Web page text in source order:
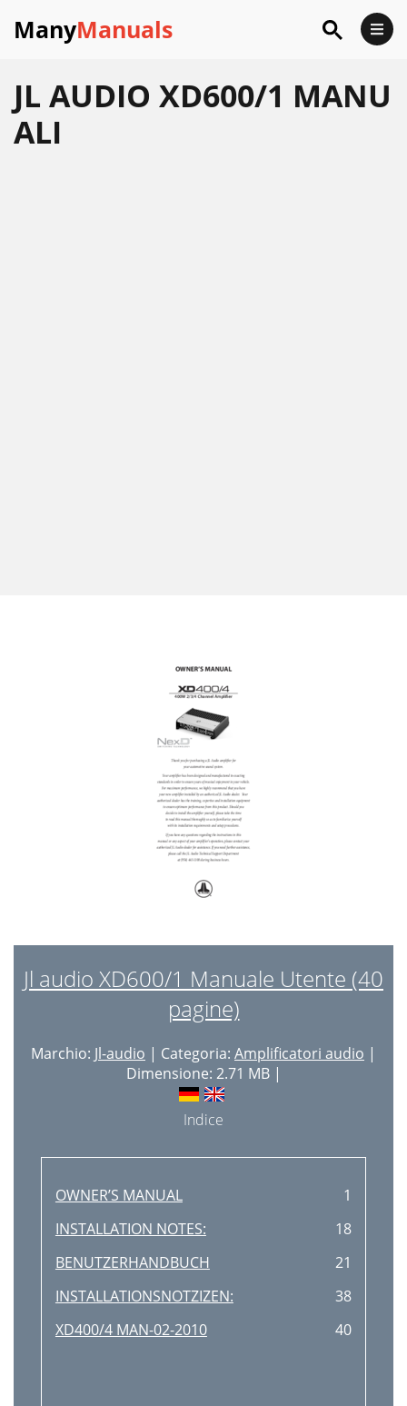
ManyManuals
JL AUDIO XD600/1 MANU
ALI
Jl audio XD600/1 Manuale Utente (40
pagine)
Marchio: Jl-audio | Categoria: Amplificatori audio |
Dimensione: 2.71 MB |
Indice
OWNER’S MANUAL
1
INSTALLATION NOTES:
18
BENUTZERHANDBUCH
21
INSTALLATIONSNOTZIZEN:
38
XD400/4 MAN-02-2010
40